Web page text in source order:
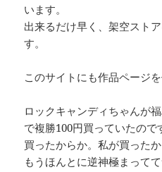
います。
出来るだけ早く、架空スト
す。
このサイトにも作品ページ
ロックキャンディちゃんが
で複勝100円買っていたので
買ったからか。私が買ったか
もうほんとに逆神極まって